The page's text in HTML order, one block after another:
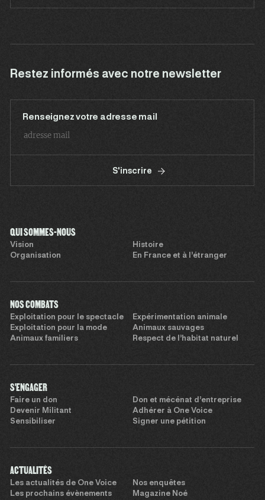
Restez informés avec notre newsletter
Renseignez votre adresse mail
S'inscrire
QUI SOMMES-NOUS
Vision
Histoire
Organisation
En France et à l’étranger
NOS COMBATS
Exploitation pour le spectacle
Expérimentation animale
Exploitation pour la mode
Animaux sauvages
Animaux familiers
Respect de l’habitat naturel
S'ENGAGER
Faire un don
Don et mécénat d’entreprise
Devenir Militant
Adhérer à One Voice
Sensibiliser
Signer une pétition
ACTUALITÉS
Les actualités de One Voice
Nos enquêtes
Les prochains évènements
Magazine Noé